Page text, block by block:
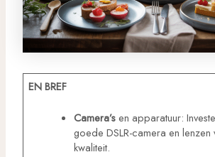
EN BREF
Camera’sen apparatuur:
goede DSLR-camera en
kwaliteit.